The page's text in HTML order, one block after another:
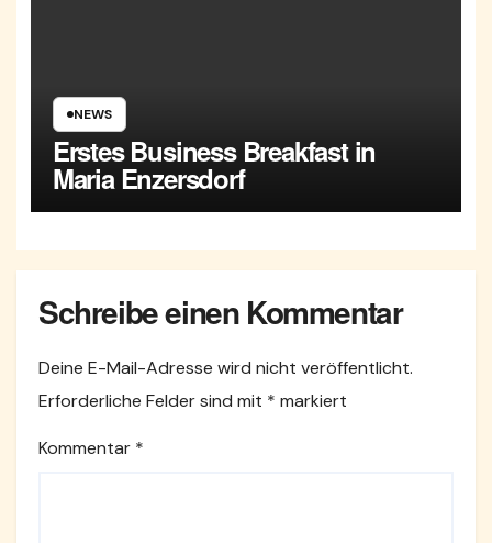
NEWS
Erstes Business Breakfast in
Maria Enzersdorf
Schreibe einen Kommentar
Deine E-Mail-Adresse wird nicht veröffentlicht.
Erforderliche Felder sind mit * markiert
Kommentar *